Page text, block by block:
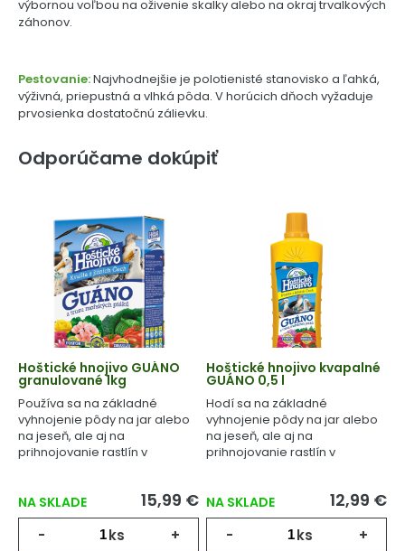
výbornou voľbou na oživenie skalky alebo na okraj trvalkových
záhonov.
Pestovanie:Najvhodnejšie je polotienisté stanovisko a ľahká,
výživná, priepustná a vlhká pôda. V horúcich dňoch vyžaduje
prvosienka dostatočnú zálievku.
Odporúčame dokúpiť
Hoštické hnojivo GUÁNO
granulované 1kg
Používa sa na základné
vyhnojenie pôdy na jar alebo
na jeseň, ale aj na
prihnojovanie rastlín v
NA SKLADE 15,99 €
- ks +
Hoštické hnojivo kvapalné
GUÁNO 0,5 l
Hodí sa na základné
vyhnojenie pôdy na jar alebo
na jeseň, ale aj na
prihnojovanie rastlín v
NA SKLADE 12,99 €
- ks +